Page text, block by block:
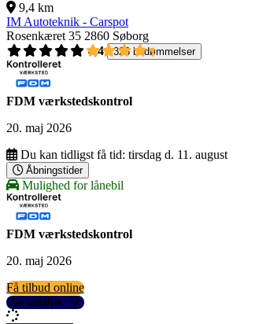
9,4 km
IM Autoteknik - Carspot
Rosenkæret 35 2860 Søborg
4,4
326 bedømmelser
FDM værkstedskontrol
20. maj 2026
Du kan tidligst få tid: tirsdag d. 11. august
Åbningstider
Mulighed for lånebil
FDM værkstedskontrol
20. maj 2026
Få tilbud online
Se detaljer